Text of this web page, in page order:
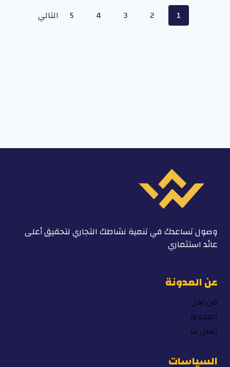
Posts
1
2
3
4
5 التالي
وصول تساعدك في تنمية نشاطك التجاري لتحقيق أعلى
عائد استثماري
عن المدونة
من نحن
المدونة
اتصل بنا
السياسات